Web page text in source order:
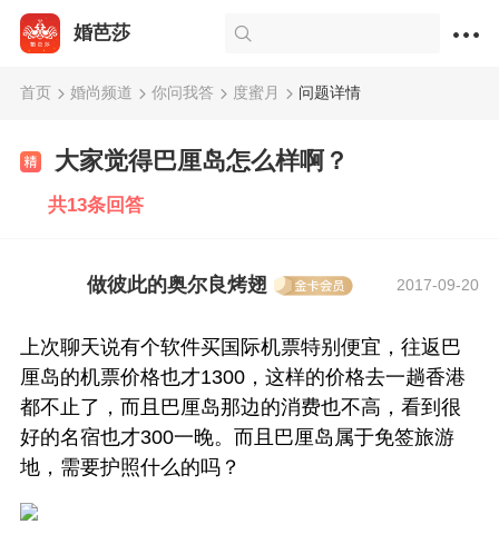
婚芭莎
首页 婚尚频道 你问我答 度蜜月 问题详情
大家觉得巴厘岛怎么样啊？
共13条回答
做彼此的奥尔良烤翅 2017-09-20
上次聊天说有个软件买国际机票特别便宜，往返巴
厘岛的机票价格也才1300，这样的价格去一趟香港
都不止了，而且巴厘岛那边的消费也不高，看到很
好的名宿也才300一晚。而且巴厘岛属于免签旅游
地，需要护照什么的吗？